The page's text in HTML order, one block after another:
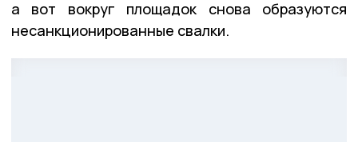
а вот вокруг площадок снова образуются
несанкционированные свалки.